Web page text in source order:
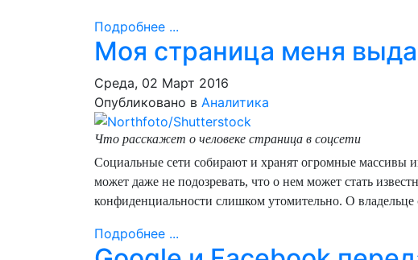
Подробнее ...
Моя страница меня
Среда, 02 Март 2016
Опубликовано в Аналитика
Что расскажет о человеке страница в соцсети
Социальные сети собирают и хранят огромные массивы
может даже не подозревать, что о нем может стать
конфиденциальности слишком утомительно. О владельце
Подробнее ...